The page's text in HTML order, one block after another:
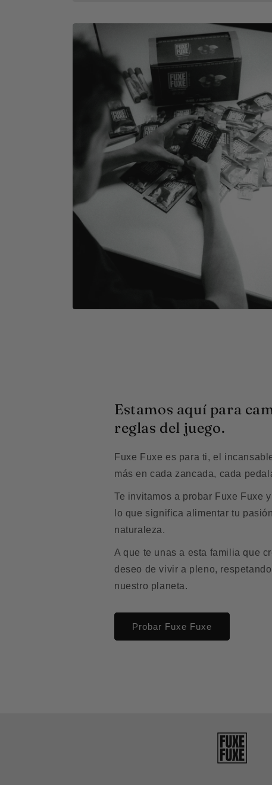
Estamos aquí para
reglas del juego.
Fuxe Fuxe es para ti, el
más en cada zancada, cada
Te invitamos a probar Fuxe Fuxe
lo que significa alimentar tu
naturaleza.
A que te unas a esta familia que
deseo de vivir a pleno,
nuestro planeta.
Probar Fuxe Fuxe